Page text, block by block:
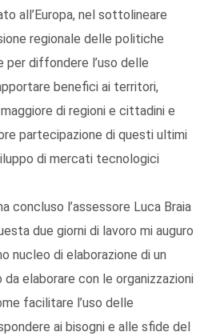
all’Europa, nel sottolineare
regionale delle politiche
per diffondere l’uso delle
benefici ai territori,
di regioni e cittadini e
partecipazione di questi ultimi
di mercati tecnologici
concluso l’assessore Luca Braia
due giorni di lavoro mi auguro
nucleo di elaborazione di un
elaborare con le organizzazioni
facilitare l’uso delle
ai bisogni e alle sfide del